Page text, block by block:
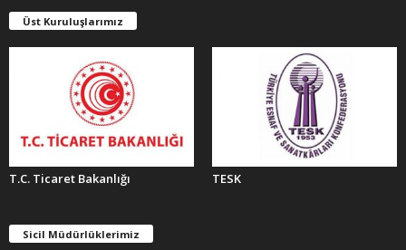
E
R
Üst Kuruluşlarımız
T.C. Ticaret Bakanlığı TESK
Sicil Müdürlüklerimiz